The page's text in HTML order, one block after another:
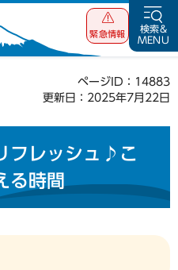
緊急情報
検索&
MENU
ページID：14883
更新日：2025年7月22日
フレッシュ♪こ
る時間